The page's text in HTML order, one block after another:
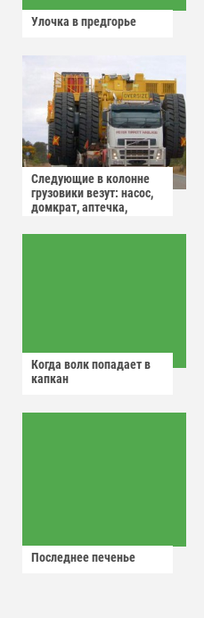
Улочка в предгорье
Следующие в колонне
грузовики везут: насос,
домкрат, аптечка,
Когда волк попадает в
капкан
Последнее печенье